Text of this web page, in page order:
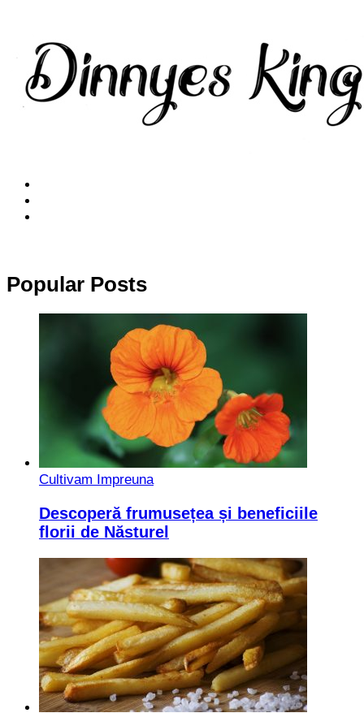
Popular Posts
Cultivam Impreuna
Descoperă frumusețea și beneficiile
florii de Năsturel